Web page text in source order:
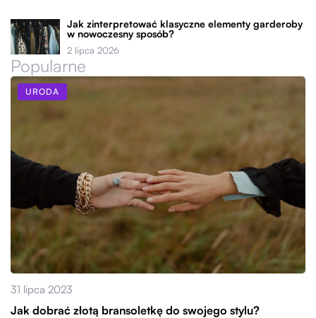
Jak zinterpretować klasyczne elementy garderoby
w nowoczesny sposób?
2 lipca 2026
Popularne
URODA
31 lipca 2023
Jak dobrać złotą bransoletkę do swojego stylu?